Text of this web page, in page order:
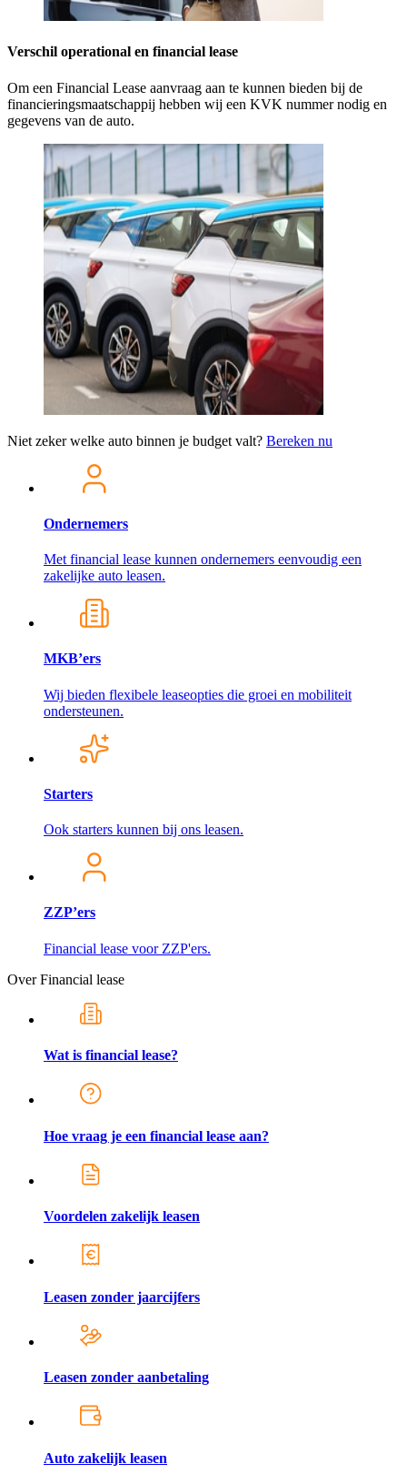
Verschil operational en financial lease
Om een Financial Lease aanvraag aan te kunnen bieden bij de
financieringsmaatschappij hebben wij een KVK nummer nodig en
gegevens van de auto.
Niet zeker welke auto binnen je budget valt? Bereken nu
Ondernemers
Met financial lease kunnen ondernemers eenvoudig een
zakelijke auto leasen.
MKB’ers
Wij bieden flexibele leaseopties die groei en mobiliteit
ondersteunen.
Starters
Ook starters kunnen bij ons leasen.
ZZP’ers
Financial lease voor ZZP'ers.
Over Financial lease
Wat is financial lease?
Hoe vraag je een financial lease aan?
Voordelen zakelijk leasen
Leasen zonder jaarcijfers
Leasen zonder aanbetaling
Auto zakelijk leasen